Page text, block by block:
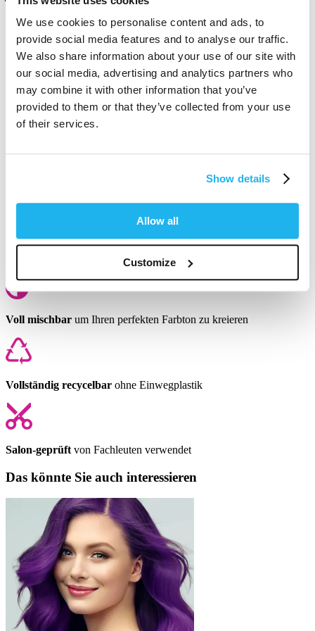
We use cookies to personalise content and ads, to
provide social media features and to analyse our traffic.
We also share information about your use of our site with
our social media, advertising and analytics partners who
may combine it with other information that you’ve
provided to them or that they’ve collected from your use
of their services.
Show details
Allow all
Customize
Mark
Love this colour - so bright but so suttle - thank you
Fanden Sie diese Bewertung hilfreich? Ja Melden Teilen vor einem Jahr
Voll mischbar um Ihren perfekten Farbton zu kreieren
Vollständig recycelbar ohne Einwegplastik
Salon-geprüft von Fachleuten verwendet
Das könnte Sie auch interessieren